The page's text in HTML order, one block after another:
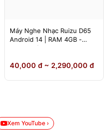
Máy Nghe Nhạc Ruizu D65
Android 14 | RAM 4GB -
64GB Chính Hãng
40,000 đ ~ 2,290,000 đ
Xem YouTube ›